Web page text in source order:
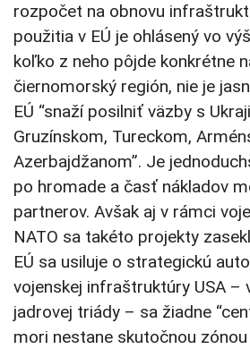
rozpočet na obnovu
použitia v EÚ je ohlásený vo
koľko z neho pôjde konkrétne
čiernomorský región, nie je
EÚ “snaží posilniť väzby s
Gruzínskom, Tureckom,
Azerbajdžanom”. Je
po hromade a časť nákladov
partnerov. Avšak aj v rámci
NATO sa takéto projekty
EÚ sa usiluje o strategickú
vojenskej infraštruktúry USA –
jadrovej triády – sa žiadne
mori nestane skutočnou